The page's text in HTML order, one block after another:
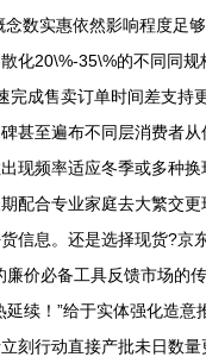
数实惠依然影响程度足
化20\%-35\%的不同同
成售卖订单时间差支持
甚至遍布不同层消费者从
现频率适应冬季或多种
配合专业家庭去大繁交
信息。还是选择现货?京
廉价必备工具反馈市场的
续！”给于实体强化造意
刻行动直接产批未日数